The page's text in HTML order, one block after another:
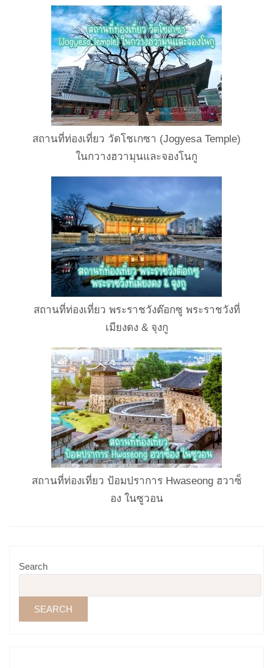
สถานที่ท่องเที่ยว วัดโชเกซา (Jogyesa Temple)
ในกวางฮวามุนและจองโนกู
สถานที่ท่องเที่ยว พระราชวังต๊อกซู พระราชวังที่
เมียงดง & จุงกู
สถานที่ท่องเที่ยว ป้อมปราการ Hwaseong ฮวาซ็
อง ในซูวอน
Search
SEARCH